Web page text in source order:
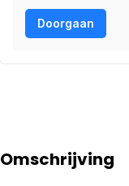
Doorgaan
Omschrijving